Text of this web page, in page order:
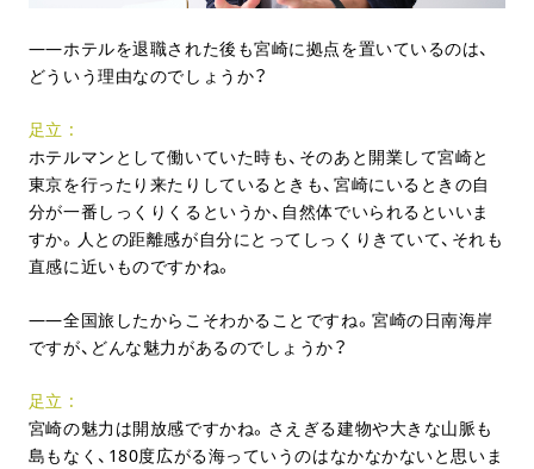
ホテルを退職された後も宮崎に拠点を置いているのは、
どういう理由なのでしょうか？
足立
ホテルマンとして働いていた時も、そのあと開業して宮崎と
東京を行ったり来たりしているときも、宮崎にいるときの自
分が一番しっくりくるというか、自然体でいられるといいま
すか。人との距離感が自分にとってしっくりきていて、それも
直感に近いものですかね。
全国旅したからこそわかることですね。宮崎の日南海岸
ですが、どんな魅力があるのでしょうか？
足立
宮崎の魅力は開放感ですかね。さえぎる建物や大きな山脈も
島もなく、180度広がる海っていうのはなかなかないと思いま